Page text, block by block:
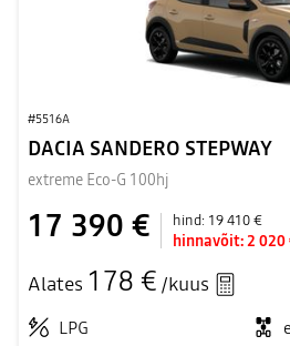
#5516A
DACIA SANDERO STEPWAY
extreme Eco-G 100hj
17 390 € hind: 19 410 €
hinnavõit:2 020
Alates 178 € /kuus
LPG